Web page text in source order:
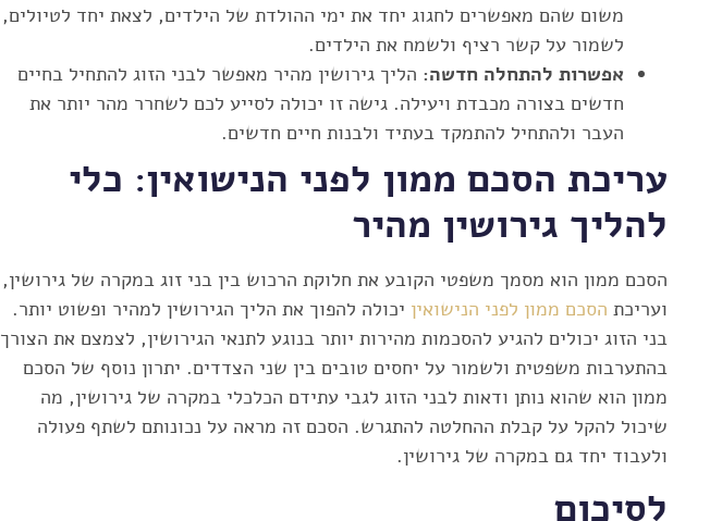
משום שהם מאפשרים לחגוג יחד את ימי ההולדת של הילדים, לצאת יחד לטיולים,
לשמור על קשר רציף ולשמח את הילדים.
אפשרות להתחלה חדשה: הליך גירושין מהיר מאפשר לבני הזוג להתחיל בחיים
חדשים בצורה מכבדת ויעילה. גישה זו יכולה לסייע לכם לשחרר מהר יותר את
העבר ולהתחיל להתמקד בעתיד ולבנות חיים חדשים.
עריכת הסכם ממון לפני הנישואין: כלי
להליך גירושין מהיר
הסכם ממון הוא מסמך משפטי הקובע את חלוקת הרכוש בין בני זוג במקרה של גירושין,
ועריכת הסכם ממון לפני הנישואין יכולה להפוך את הליך הגירושין למהיר ופשוט יותר.
בני הזוג יכולים להגיע להסכמות מהירות יותר בנוגע לתנאי הגירושין, לצמצם את הצורך
בהתערבות משפטית ולשמור על יחסים טובים בין שני הצדדים. יתרון נוסף של הסכם
ממון הוא שהוא נותן ודאות לבני הזוג לגבי עתידם הכלכלי במקרה של גירושין, מה
שיכול להקל על קבלת ההחלטה להתגרש. הסכם זה מראה על נכונותם לשתף פעולה
ולעבוד יחד גם במקרה של גירושין.
לסיכום